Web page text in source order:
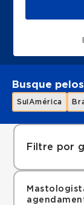
Busque
SulAmérica
Filtre por